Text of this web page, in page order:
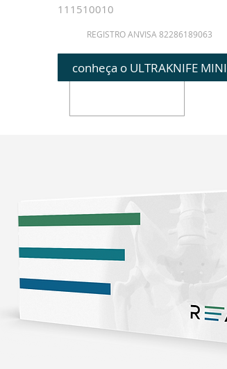
111510010
REGISTRO ANVISA 82286189063
conheça o ULTRAKNIFE MINI